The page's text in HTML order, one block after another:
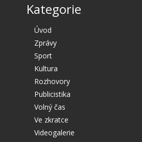
Kategorie
Úvod
Zprávy
Sport
Kultura
Rozhovory
Publicistika
Volný čas
Ve zkratce
Videogalerie